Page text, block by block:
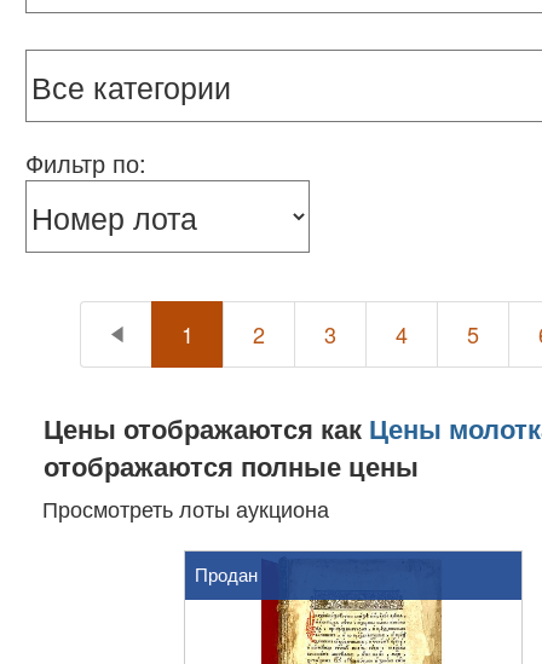
Фильтр по:
1 2 3 4 5
Цены отображаются как Цены
отображаются полные цены
Просмотреть лоты аукциона
Продан